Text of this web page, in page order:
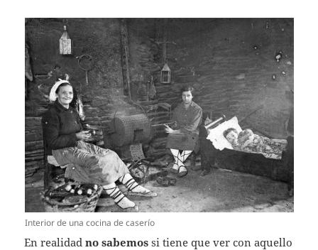
Interior de una cocina de caserío
En realidadno sabemos si tiene que ver con aquello